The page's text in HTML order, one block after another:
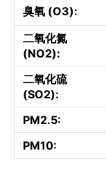
臭氧 (O3):
二氧化氮
(NO2):
二氧化硫
(SO2):
PM2.5:
PM10: